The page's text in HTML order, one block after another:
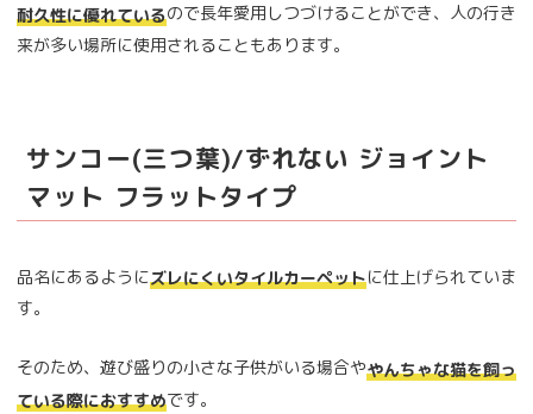
耐久性に優れているので長年愛用しつづけることができ、人の行き
来が多い場所に使用されることもあります。
サンコー(三つ葉)/ずれない ジョイント
マット フラットタイプ
品名にあるようにズレにくいタイルカーペットに仕上げられていま
す。
そのため、遊び盛りの小さな子供がいる場合ややんちゃな猫を飼っ
ている際におすすめです。